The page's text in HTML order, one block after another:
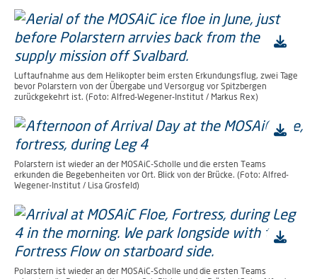
Luftaufnahme aus dem Helikopter beim ersten Erkundungsflug, zwei Tage
bevor Polarstern von der Übergabe und Versorgug vor Spitzbergen
zurückgekehrt ist. (Foto: Alfred-Wegener-Institut / Markus Rex)
Polarstern ist wieder an der MOSAiC-Scholle und die ersten Teams
erkunden die Begebenheiten vor Ort. Blick von der Brücke. (Foto: Alfred-
Wegener-Institut / Lisa Grosfeld)
Polarstern ist wieder an der MOSAiC-Scholle und die ersten Teams